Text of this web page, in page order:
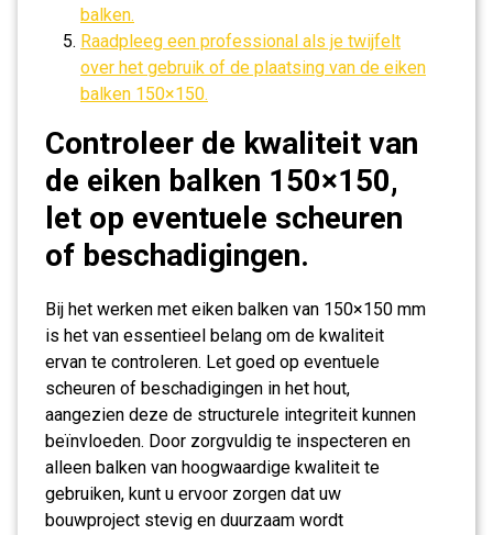
balken.
Raadpleeg een professional als je twijfelt
over het gebruik of de plaatsing van de eiken
balken 150×150.
Controleer de kwaliteit van
de eiken balken 150×150,
let op eventuele scheuren
of beschadigingen.
Bij het werken met eiken balken van 150×150 mm
is het van essentieel belang om de kwaliteit
ervan te controleren. Let goed op eventuele
scheuren of beschadigingen in het hout,
aangezien deze de structurele integriteit kunnen
beïnvloeden. Door zorgvuldig te inspecteren en
alleen balken van hoogwaardige kwaliteit te
gebruiken, kunt u ervoor zorgen dat uw
bouwproject stevig en duurzaam wordt